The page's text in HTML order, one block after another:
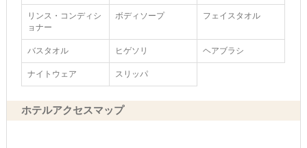
リンス・コンディシ
ョナー
ボディソープ フェイスタオル
バスタオル ヒゲソリ ヘアブラシ
ナイトウェア スリッパ
ホテルアクセスマップ